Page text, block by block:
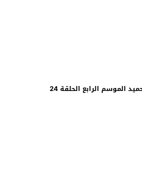
الموسم الرابع الحلقة 24